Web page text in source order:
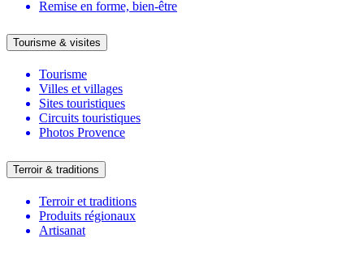
Remise en forme, bien-être
Tourisme & visites
Tourisme
Villes et villages
Sites touristiques
Circuits touristiques
Photos Provence
Terroir & traditions
Terroir et traditions
Produits régionaux
Artisanat